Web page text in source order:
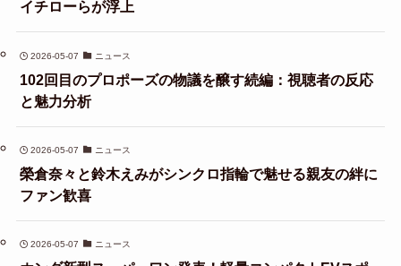
イチローらが浮上
2026-05-07 ニュース
102回目のプロポーズの物議を醸す続編：視聴者の反応
と魅力分析
2026-05-07 ニュース
榮倉奈々と鈴木えみがシンクロ指輪で魅せる親友の絆に
ファン歓喜
2026-05-07 ニュース